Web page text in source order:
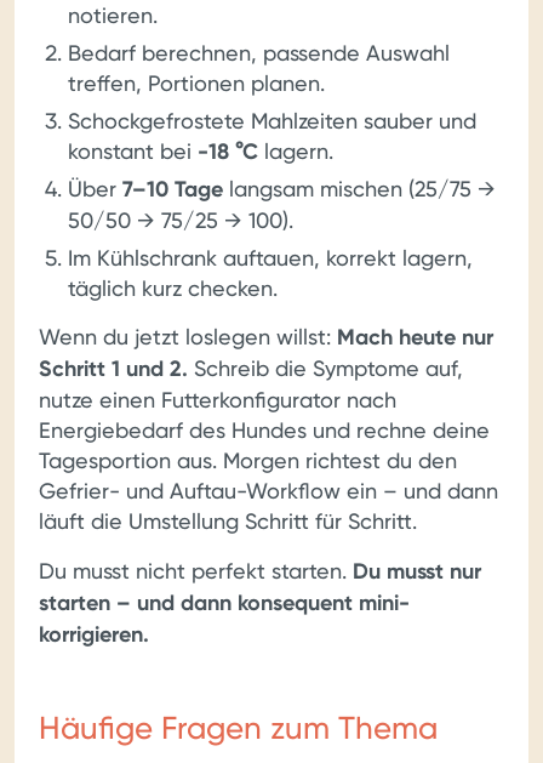
notieren.
Bedarf berechnen, passende Auswahl
treffen, Portionen planen.
Schockgefrostete Mahlzeiten sauber und
konstant bei -18 °C lagern.
Über 7–10 Tage langsam mischen (25/75 →
50/50 → 75/25 → 100).
Im Kühlschrank auftauen, korrekt lagern,
täglich kurz checken.
Wenn du jetzt loslegen willst: Mach heute nur
Schritt 1 und 2. Schreib die Symptome auf,
nutze einen Futterkonfigurator nach
Energiebedarf des Hundes und rechne deine
Tagesportion aus. Morgen richtest du den
Gefrier- und Auftau-Workflow ein – und dann
läuft die Umstellung Schritt für Schritt.
Du musst nicht perfekt starten. Du musst nur
starten – und dann konsequent mini-
korrigieren.
Häufige Fragen zum Thema